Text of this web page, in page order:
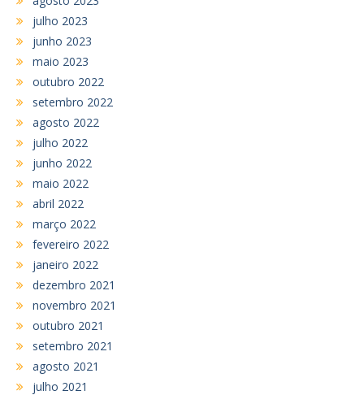
julho 2023
junho 2023
maio 2023
outubro 2022
setembro 2022
agosto 2022
julho 2022
junho 2022
maio 2022
abril 2022
março 2022
fevereiro 2022
janeiro 2022
dezembro 2021
novembro 2021
outubro 2021
setembro 2021
agosto 2021
julho 2021